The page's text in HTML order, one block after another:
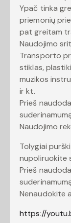
Ypač tinka
priemonių
pat greitam
Naudojimo
Transporto
stiklas,
muzikos
ir kt.
Prieš
Naudojimo
Tolygiai
nupoliruokite
Prieš
Nenaudokite
https://